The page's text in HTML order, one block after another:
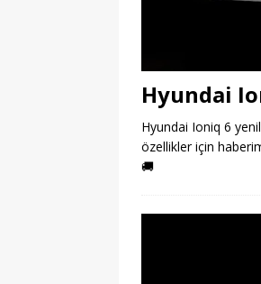
Hyundai
Hyundai Ioniq 6
özellikler için
🚚